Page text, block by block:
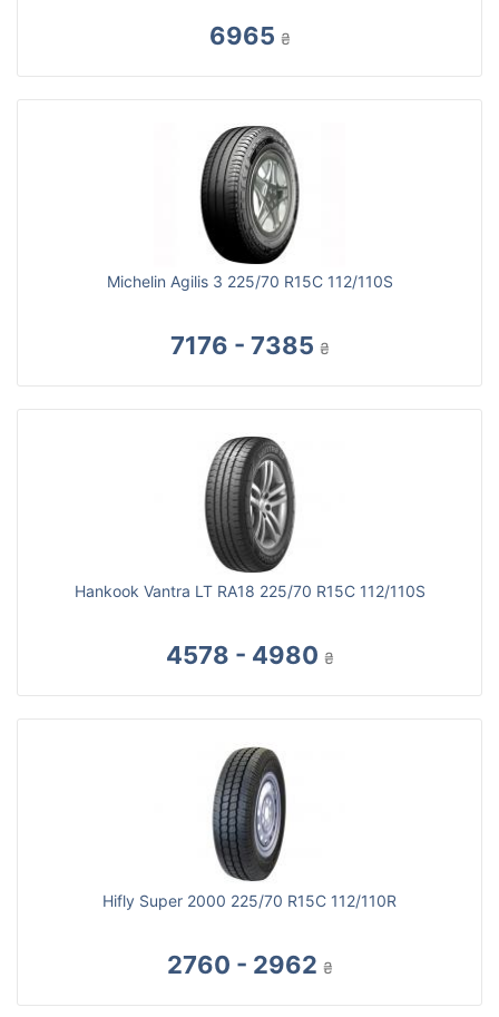
6965 ₴
Michelin Agilis 3 225/70 R15C 112/110S
7176 - 7385 ₴
Hankook Vantra LT RA18 225/70 R15C 112/110S
4578 - 4980 ₴
Hifly Super 2000 225/70 R15C 112/110R
2760 - 2962 ₴